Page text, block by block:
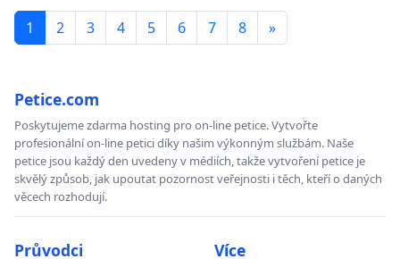
1 2 3 4 5 6 7 8 »
Petice.com
Poskytujeme zdarma hosting pro on-line petice. Vytvořte
profesionální on-line petici díky našim výkonným službám. Naše
petice jsou každý den uvedeny v médiích, takže vytvoření petice je
skvělý způsob, jak upoutat pozornost veřejnosti i těch, kteří o daných
věcech rozhodují.
Průvodci Více